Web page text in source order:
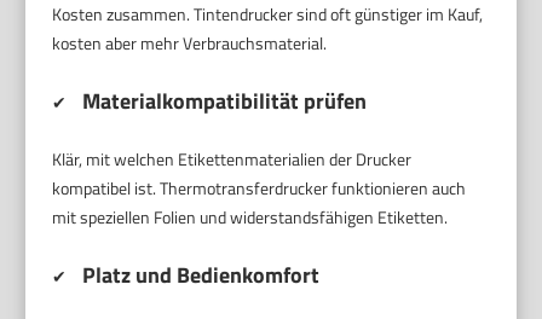
Kosten zusammen. Tintendrucker sind oft günstiger im Kauf,
kosten aber mehr Verbrauchsmaterial.
✔ Materialkompatibilität prüfen
Klär, mit welchen Etikettenmaterialien der Drucker
kompatibel ist. Thermotransferdrucker funktionieren auch
mit speziellen Folien und widerstandsfähigen Etiketten.
✔ Platz und Bedienkomfort